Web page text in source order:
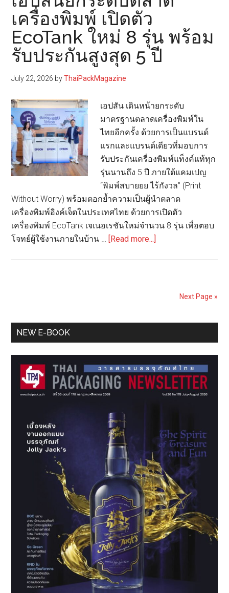
ไตรมาส
2/69
หน้า
ขยาย
การ
ลงทุน
บรรจุ
ภัณฑ์
ใน
อาเซียน
เครื่องพิมพ์ เปิดตัว
EcoTank ใหม่ 8 รุ่น พร้อม
รับประกันสูงสุด 5 ปี
July 22, 2026 byThaiPackMagazine
เอปสัน เดินหน้ายกระดับ
มาตรฐานตลาดเครื่องพิมพ์ใน
ไทยอีกครั้ง ด้วยการเป็นแบรนด์
แรกและแบรนด์เดียวที่มอบการ
รับประกันเครื่องพิมพ์แท็งค์แท้ทุก
รุ่นนานถึง 5 ปี ภายใต้แคมเปญ
“พิมพ์สบายยย ไร้กังวล” (Print
Without Worry) พร้อมตอกย้ำความเป็นผู้นำตลาด
เครื่องพิมพ์อิงค์เจ็ตในประเทศไทย ด้วยการเปิดตัว
เครื่องพิมพ์ EcoTank เจเนอเรชันใหม่จำนวน 8 รุ่น เพื่อตอบ
โจทย์ผู้ใช้งานภายในบ้าน …
[Read more...]
EcoTank
8
รุ่น
พร้อม
สูงสุด
5
ปี
Next Page »
Primary
NEW E-BOOK